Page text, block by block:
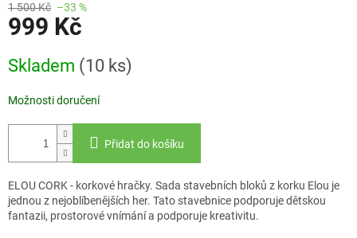
1 500 Kč –33 %
999 Kč
cena:
Skladem (10 ks)
Možnosti doručení
Přidat do košíku
ELOU CORK - korkové hračky. Sada stavebních bloků z korku Elou je
jednou z nejoblíbenějších her. Tato stavebnice podporuje dětskou
fantazii, prostorové vnímání a podporuje kreativitu.